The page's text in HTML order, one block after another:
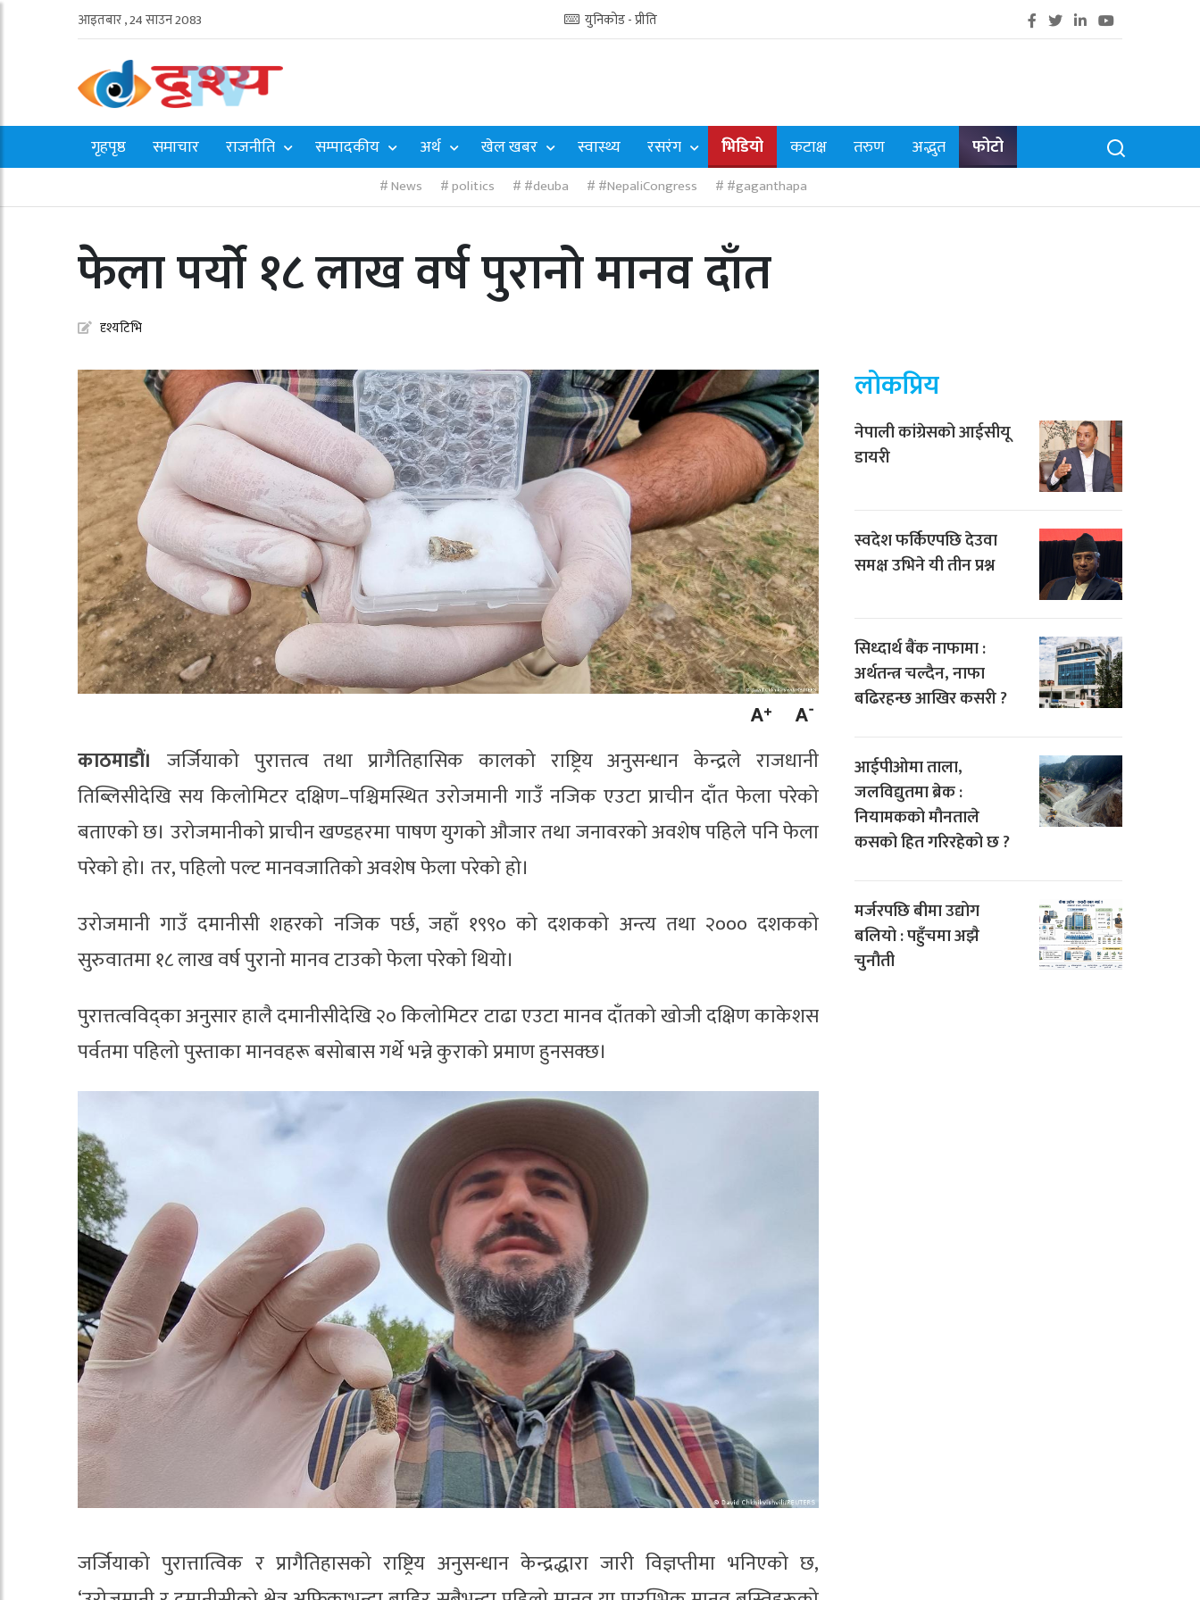
आइतबार , 24 साउन 2083 युनिकोड - प्रीति
गृहपृष्ठ समाचार राजनीति सम्पादकीय अर्थ खेल खबर स्वास्थ्य रसरंग भिडियो कटाक्ष तरुण अद्भुत फोटो
News politics #deuba #NepaliCongress #gaganthapa
फेला पर्यो १८ लाख वर्ष पुरानो मानव दाँत
दृश्यटिभि
काठमाडौं। जर्जियाको पुरात्तत्व तथा प्रागैतिहासिक कालको राष्ट्रिय अनुसन्धान केन्द्रले राजधानी
तिब्लिसीदेखि सय किलोमिटर दक्षिण–पश्चिमस्थित उरोजमानी गाउँ नजिक एउटा प्राचीन दाँत फेला परेको
बताएको छ। उरोजमानीको प्राचीन खण्डहरमा पाषण युगको औजार तथा जनावरको अवशेष पहिले पनि फेला
परेको हो। तर, पहिलो पल्ट मानवजातिको अवशेष फेला परेको हो।
उरोजमानी गाउँ दमानीसी शहरको नजिक पर्छ, जहाँ १९९० को दशकको अन्त्य तथा २००० दशकको
सुरुवातमा १८ लाख वर्ष पुरानो मानव टाउको फेला परेको थियो।
पुरात्तत्वविद्का अनुसार हालै दमानीसीदेखि २० किलोमिटर टाढा एउटा मानव दाँतको खोजी दक्षिण काकेशस
पर्वतमा पहिलो पुस्ताका मानवहरू बसोबास गर्थे भन्ने कुराको प्रमाण हुनसक्छ।
जर्जियाको पुरात्तात्विक र प्रागैतिहासको राष्ट्रिय अनुसन्धान केन्द्रद्धारा जारी विज्ञप्तीमा भनिएको छ,
लोकप्रिय
नेपाली कांग्रेसको आईसीयू
डायरी
स्वदेश फर्किएपछि देउवा
समक्ष उभिने यी तीन प्रश्न
सिध्दार्थ बैंक नाफामा :
अर्थतन्त्र चल्दैन, नाफा
बढिरहन्छ आखिर कसरी ?
आईपीओमा ताला,
जलविद्युतमा ब्रेक :
नियामकको मौनताले
कसको हित गरिरहेको छ ?
मर्जरपछि बीमा उद्योग
बलियो : पहुँचमा अझै
चुनौती